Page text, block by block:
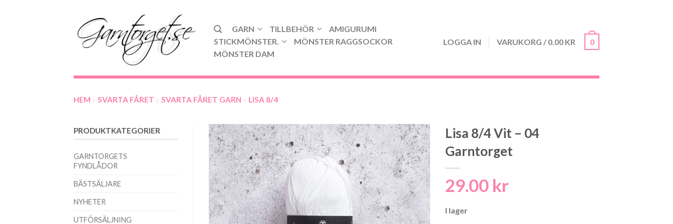
GARN TILLBEHÖR
AMIGURUMI
STICKMÖNSTER.
MÖNSTER RAGGSOCKOR
MÖNSTER DAM
LOGGA IN VARUKORG / 0.00 KR 0
HEM / SVARTA FÅRET / SVARTA FÅRET GARN / LISA 8/4
PRODUKTKATEGORIER
GARNTORGETS
FYNDLÅDOR
BÄSTSÄLJARE
NYHETER
UTFÖRSÄLJNING
Lisa 8/4 Vit – 04
Garntorget
29.00 kr
I lager